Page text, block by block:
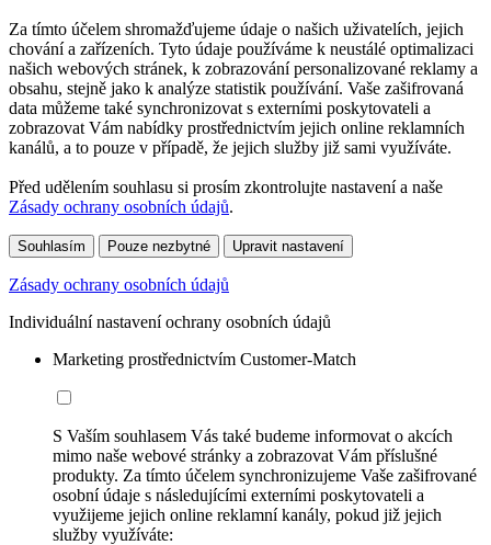
Za tímto účelem shromažďujeme údaje o našich uživatelích, jejich
chování a zařízeních. Tyto údaje používáme k neustálé optimalizaci
našich webových stránek, k zobrazování personalizované reklamy a
obsahu, stejně jako k analýze statistik používání. Vaše zašifrovaná
data můžeme také synchronizovat s externími poskytovateli a
zobrazovat Vám nabídky prostřednictvím jejich online reklamních
kanálů, a to pouze v případě, že jejich služby již sami využíváte.
Před udělením souhlasu si prosím zkontrolujte nastavení a naše
Zásady ochrany osobních údajů.
Souhlasím Pouze nezbytné Upravit nastavení
Zásady ochrany osobních údajů
Individuální nastavení ochrany osobních údajů
Marketing prostřednictvím Customer-Match
S Vaším souhlasem Vás také budeme informovat o akcích
mimo naše webové stránky a zobrazovat Vám příslušné
produkty. Za tímto účelem synchronizujeme Vaše zašifrované
osobní údaje s následujícími externími poskytovateli a
využijeme jejich online reklamní kanály, pokud již jejich
služby využíváte: